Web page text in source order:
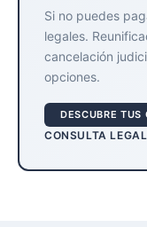
Si no puedes
legales.
cancelación
opciones.
DESCUBRE TUS
CONSULTA